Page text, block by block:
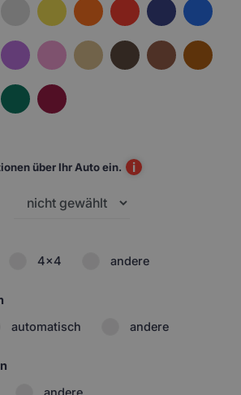
über Ihr Auto ein. i
4x4 andere
automatisch andere